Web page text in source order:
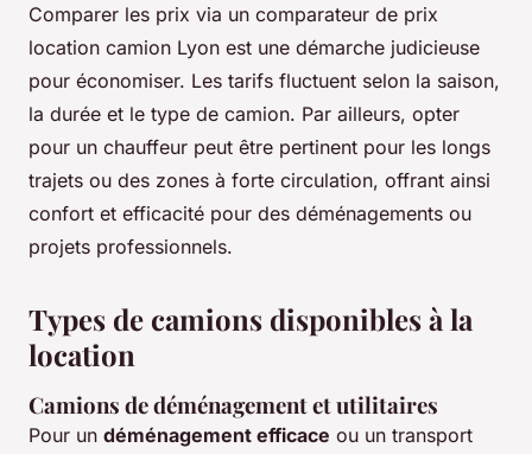
Comparer les prix via un comparateur de prix
location camion Lyon est une démarche judicieuse
pour économiser. Les tarifs fluctuent selon la saison,
la durée et le type de camion. Par ailleurs, opter
pour un chauffeur peut être pertinent pour les longs
trajets ou des zones à forte circulation, offrant ainsi
confort et efficacité pour des déménagements ou
projets professionnels.
Types de camions disponibles à la
location
Camions de déménagement et utilitaires
Pour un déménagement efficace ou un transport